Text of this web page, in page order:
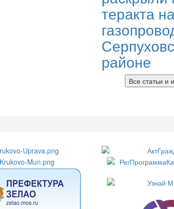
теракта
районе
Все статьи и